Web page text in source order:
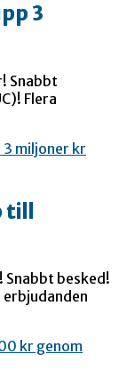
3
Snabbt
Flera
besked!
erbjudanden